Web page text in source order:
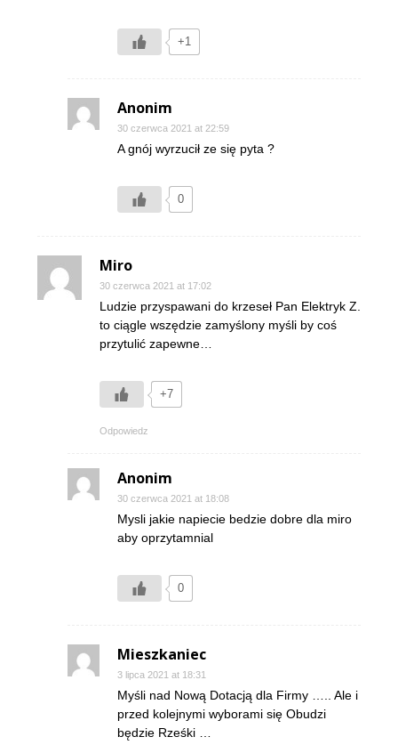
+1
Anonim
30 czerwca 2021 at 22:59
A gnój wyrzucił ze się pyta ?
0
Miro
30 czerwca 2021 at 17:02
Ludzie przyspawani do krzeseł Pan Elektryk Z.
to ciągle wszędzie zamyślony myśli by coś
przytulić zapewne…
+7
Odpowiedz
Anonim
30 czerwca 2021 at 18:08
Mysli jakie napiecie bedzie dobre dla miro
aby oprzytamnial
0
Mieszkaniec
3 lipca 2021 at 18:31
Myśli nad Nową Dotacją dla Firmy ….. Ale i
przed kolejnymi wyborami się Obudzi
będzie Rześki …